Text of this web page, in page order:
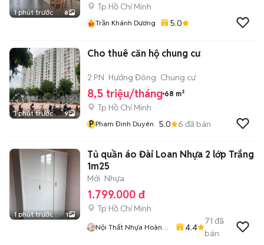
1 phút trước 8
Tp Hồ Chí Minh
Trần Khánh Dương 5.0
1 phút trước 9
Cho thuê căn hộ chung cư
2 PN Hướng Đông Chung cư
8,5 triệu/tháng 68 m²
Tp Hồ Chí Minh
P Pham Đinh Duyên 5.0 6 đã bán
1 phút trước 1
Tủ quần áo Đài Loan Nhựa 2 lớp Trắng
1m25
Mới Nhựa
1.799.000 đ
Tp Hồ Chí Minh
Nội Thất Nhựa Hoàng
4.4
71 đã
bán